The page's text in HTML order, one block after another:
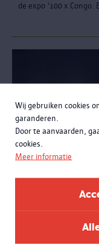
Wij gebruiken cookies
garanderen.
Door te aanvaarden,
cookies.
Meer informatie
de expo '100 x Congo.
100 x Congo
Lukte het je niet om